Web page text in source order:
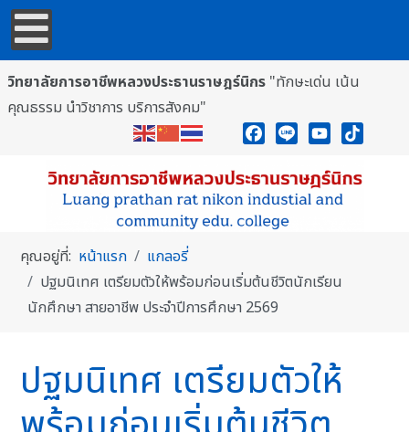
วิทยาลัยการอาชีพหลวงประธานราษฎร์นิกร "ทักษะเด่น เน้น
คุณธรรม นำวิชาการ บริการสังคม"
คุณอยู่ที่: หน้าแรก
แกลอรี่
ปฐมนิเทศ เตรียมตัวให้พร้อมก่อนเริ่มต้นชีวิตนักเรียน
นักศึกษา สายอาชีพ ประจำปีการศึกษา 2569
ปฐมนิเทศ เตรียมตัวให้